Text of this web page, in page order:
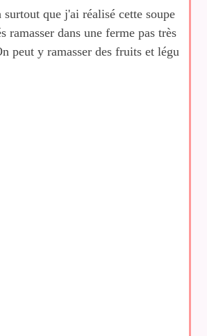
que j'ai réalisé cette soupe
ramasser dans une ferme pas très
peut y ramasser des fruits et légu